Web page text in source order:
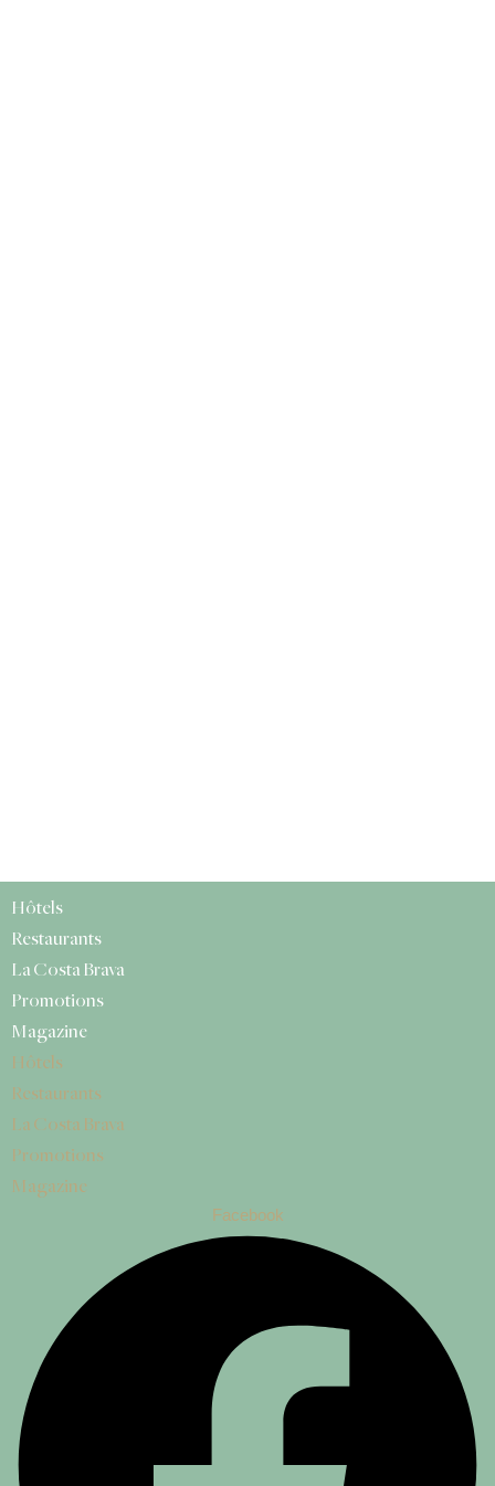
Hôtels
Restaurants
La Costa Brava
Promotions
Magazine
Hôtels
Restaurants
La Costa Brava
Promotions
Magazine
Facebook